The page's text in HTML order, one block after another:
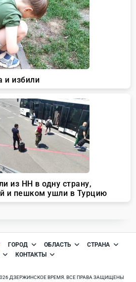
ГОРОД ОБЛАСТЬ
СТРАНА
КОНТАКТЫ
2026 ДЗЕРЖИНСКОЕ ВРЕМЯ. ВСЕ ПРАВА ЗАЩИЩЕНЫ